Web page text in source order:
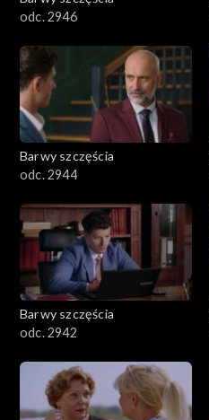
odc. 2946
Barwy szczęścia
odc. 2944
Barwy szczęścia
odc. 2942